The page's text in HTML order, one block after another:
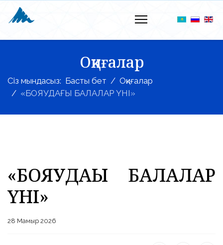
Оқиғалар
Сіз мындасыз: Басты бет
Оқиғалар
«БОЯУДАҒЫ БАЛАЛАР ҮНІ»
«БОЯУДАҒЫ БАЛАЛАР
ҮНІ»
28 Мамыр 2026